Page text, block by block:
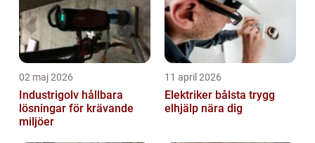
02 maj 2026
Industrigolv hållbara
lösningar för krävande
miljöer
11 april 2026
Elektriker bålsta trygg
elhjälp nära dig